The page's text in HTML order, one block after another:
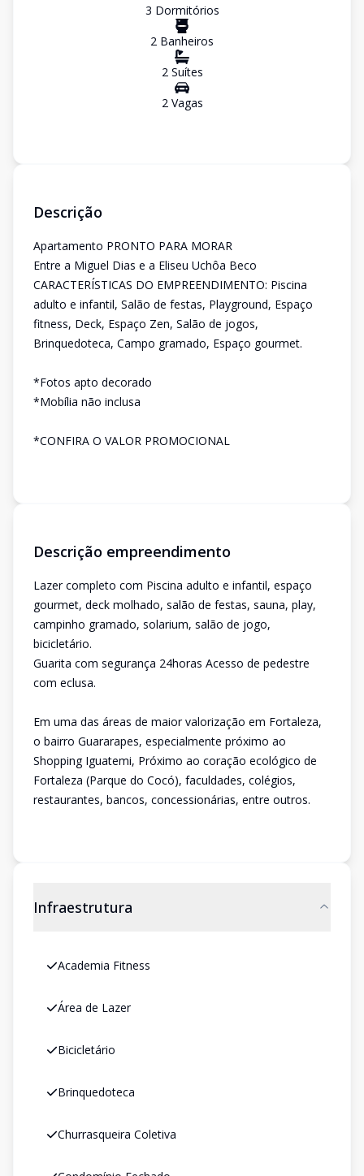
3 Dormitórios
2 Banheiros
2Suítes
2Vagas
Descrição
Apartamento PRONTO PARA MORAR
Entre a Miguel Dias e a Eliseu Uchôa Beco
CARACTERÍSTICAS DO EMPREENDIMENTO: Piscina
adulto e infantil, Salão de festas, Playground, Espaço
fitness, Deck, Espaço Zen, Salão de jogos,
Brinquedoteca, Campo gramado, Espaço gourmet.
*Fotos apto decorado
*Mobília não inclusa
*CONFIRA O VALOR PROMOCIONAL
Descrição empreendimento
Lazer completo com Piscina adulto e infantil, espaço
gourmet, deck molhado, salão de festas, sauna, play,
campinho gramado, solarium, salão de jogo,
bicicletário.
Guarita com segurança 24horas Acesso de pedestre
com eclusa.
Em uma das áreas de maior valorização em Fortaleza,
o bairro Guararapes, especialmente próximo ao
Shopping Iguatemi, Próximo ao coração ecológico de
Fortaleza (Parque do Cocó), faculdades, colégios,
restaurantes, bancos, concessionárias, entre outros.
Infraestrutura
Academia Fitness
Área de Lazer
Bicicletário
Brinquedoteca
Churrasqueira Coletiva